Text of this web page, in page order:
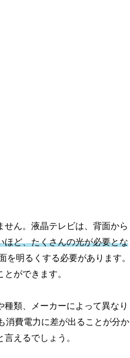
ん。液晶テレビは、背面から
ほど、たくさんの光が必要とな
明るくする必要があります。
ができます。
類、メーカーによって異なり
消費電力に差が出ることが分か
言えるでしょう。